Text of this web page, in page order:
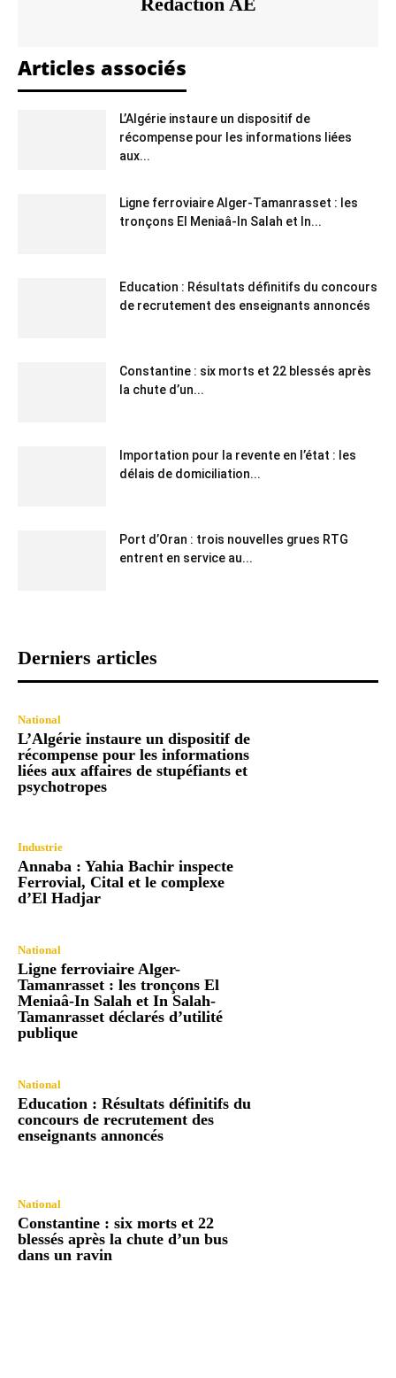
Articles associés
L’Algérie instaure un dispositif de
récompense pour les informations liées
aux...
Ligne ferroviaire Alger-Tamanrasset : les
tronçons El Meniaâ-In Salah et In...
Education : Résultats définitifs du concours
de recrutement des enseignants annoncés
Constantine : six morts et 22 blessés après
la chute d’un...
Importation pour la revente en l’état : les
délais de domiciliation...
Port d’Oran : trois nouvelles grues RTG
entrent en service au...
Derniers articles
National
L’Algérie instaure un dispositif de
récompense pour les informations
liées aux affaires de stupéfiants et
psychotropes
Industrie
Annaba : Yahia Bachir inspecte
Ferrovial, Cital et le complexe
d’El Hadjar
National
Ligne ferroviaire Alger-
Tamanrasset : les tronçons El
Meniaâ-In Salah et In Salah-
Tamanrasset déclarés d’utilité
publique
National
Education : Résultats définitifs du
concours de recrutement des
enseignants annoncés
National
Constantine : six morts et 22
blessés après la chute d’un bus
dans un ravin